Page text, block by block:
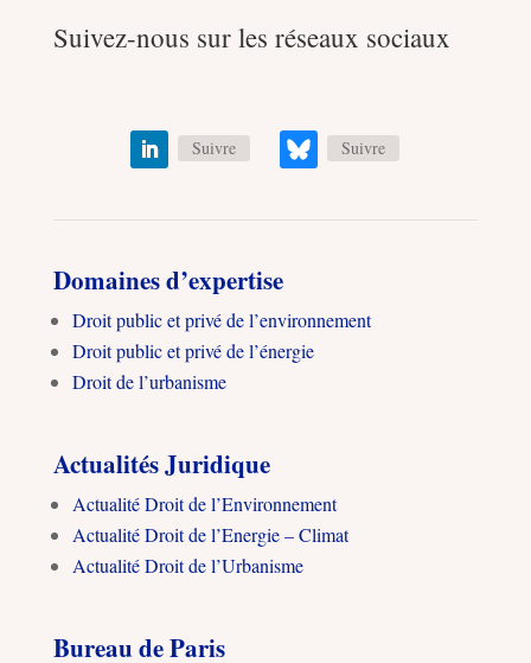
Suivez-nous sur les réseaux sociaux
Suivre Suivre
Domaines d’expertise
Droit public et privé de l’environnement
Droit public et privé de l’énergie
Droit de l’urbanisme
Actualités Juridique
Actualité Droit de l’Environnement
Actualité Droit de l’Energie – Climat
Actualité Droit de l’Urbanisme
Bureau de Paris